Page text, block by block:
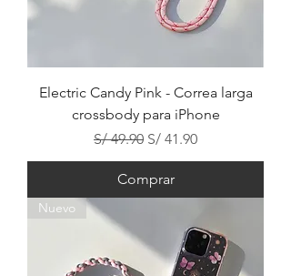
Electric Candy Pink - Correa larga
crossbody para iPhone
Precio
S/ 49.90 Precio de oferta
S/ 41.90
Comprar
Nuevo